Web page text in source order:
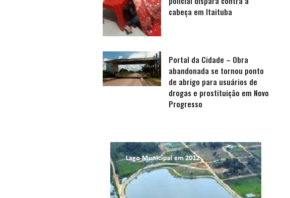
cabeça em Itaituba
Portal da Cidade – Obra
abandonada se tornou ponto
de abrigo para usuários de
drogas e prostituição em Novo
Progresso